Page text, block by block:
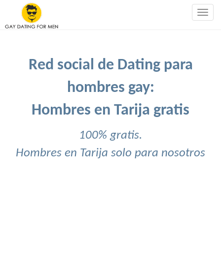
Red social de Dating para
hombres gay:
Hombres en Tarija gratis
100% gratis.
Hombres en Tarija solo para nosotros